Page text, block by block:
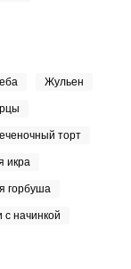
Жульен
торт
икра
горбуша
с начинкой